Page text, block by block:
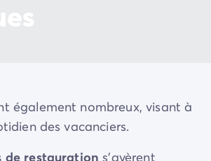
également nombreux, visant à
des vacanciers.
de restaurations'avèrent